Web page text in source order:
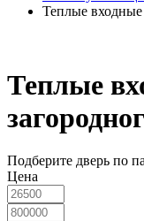
Теплые входные
Теплые
Подберите дверь по
Цена